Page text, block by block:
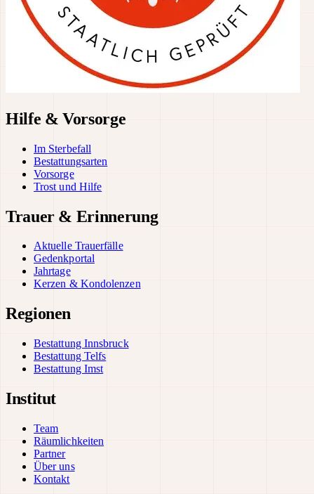
Hilfe & Vorsorge
Im Sterbefall
Bestattungsarten
Vorsorge
Trost und Hilfe
Trauer & Erinnerung
Aktuelle Trauerfälle
Gedenkportal
Jahrtage
Kerzen & Kondolenzen
Regionen
Bestattung Innsbruck
Bestattung Telfs
Bestattung Imst
Institut
Team
Räumlichkeiten
Partner
Über uns
Kontakt